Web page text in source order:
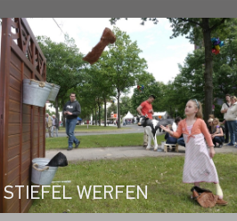
STIEFEL WERFEN